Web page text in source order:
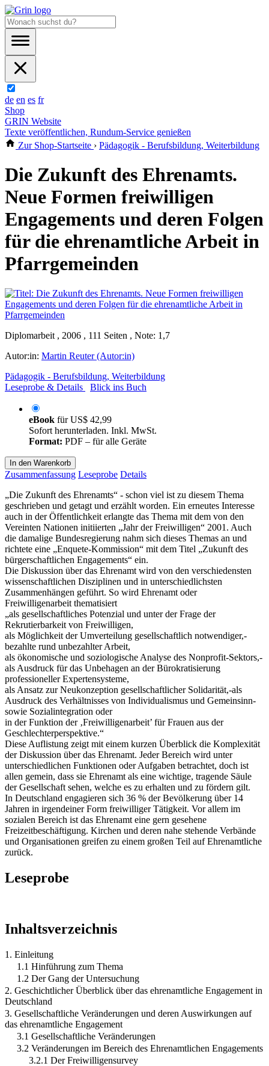
de en es fr
Shop
GRIN Website
Texte veröffentlichen, Rundum-Service genießen
Zur Shop-Startseite › Pädagogik - Berufsbildung, Weiterbildung
Die Zukunft des Ehrenamts.
Neue Formen freiwilligen
Engagements und deren Folgen
für die ehrenamtliche Arbeit in
Pfarrgemeinden
Diplomarbeit , 2006 , 111 Seiten , Note: 1,7
Autor:in: Martin Reuter (Autor:in)
Pädagogik - Berufsbildung, Weiterbildung
Leseprobe & Details
Blick ins Buch
eBook fürUS$ 42,99
Sofort herunterladen. Inkl. MwSt.
Format: PDF – für alle Geräte
In den Warenkorb
Zusammenfassung Leseprobe Details
„Die Zukunft des Ehrenamts“ - schon viel ist zu diesem Thema
geschrieben und getagt und erzählt worden. Ein erneutes Interesse
auch in der Öffentlichkeit erlangte das Thema mit dem von den
Vereinten Nationen initiierten „Jahr der Freiwilligen“ 2001. Auch
die damalige Bundesregierung nahm sich dieses Themas an und
richtete eine „Enquete-Kommission“ mit dem Titel „Zukunft des
bürgerschaftlichen Engagements“ ein.
Die Diskussion über das Ehrenamt wird von den verschiedensten
wissenschaftlichen Disziplinen und in unterschiedlichsten
Zusammenhängen geführt. So wird Ehrenamt oder
Freiwilligenarbeit thematisiert
„als gesellschaftliches Potenzial und unter der Frage der
Rekrutierbarkeit von Freiwilligen,
als Möglichkeit der Umverteilung gesellschaftlich notwendiger,-
bezahlte rund unbezahlter Arbeit,
als ökonomische und soziologische Analyse des Nonprofit-Sektors,-
als Ausdruck für das Unbehagen an der Bürokratisierung
professioneller Expertensysteme,
als Ansatz zur Neukonzeption gesellschaftlicher Solidarität,-als
Ausdruck des Verhältnisses von Individualismus und Gemeinsinn-
sowie Sozialintegration oder
in der Funktion der ‚Freiwilligenarbeit’ für Frauen aus der
Geschlechterperspektive.“
Diese Auflistung zeigt mit einem kurzen Überblick die Komplexität
der Diskussion über das Ehrenamt. Jeder Bereich wird unter
unterschiedlichen Funktionen oder Aufgaben betrachtet, doch ist
allen gemein, dass sie Ehrenamt als eine wichtige, tragende Säule
der Gesellschaft sehen, welche es zu erhalten und zu fördern gilt.
In Deutschland engagieren sich 36 % der Bevölkerung über 14
Jahren in irgendeiner Form freiwilliger Tätigkeit. Vor allem im
sozialen Bereich ist das Ehrenamt eine gern gesehene
Freizeitbeschäftigung. Kirchen und deren nahe stehende Verbände
und Organisationen greifen zu einem großen Teil auf Ehrenamtliche
zurück.
Leseprobe
Inhaltsverzeichnis
1. Einleitung
1.1 Hinführung zum Thema
1.2 Der Gang der Untersuchung
2. Geschichtlicher Überblick über das ehrenamtliche Engagement in
Deutschland
3. Gesellschaftliche Veränderungen und deren Auswirkungen auf
das ehrenamtliche Engagement
3.1 Gesellschaftliche Veränderungen
3.2 Veränderungen im Bereich des Ehrenamtlichen Engagements
3.2.1 Der Freiwilligensurvey